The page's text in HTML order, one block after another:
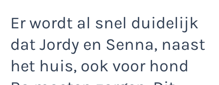
Er wordt al snel duidelijk
dat Jordy en Senna, naast
het huis, ook voor hond